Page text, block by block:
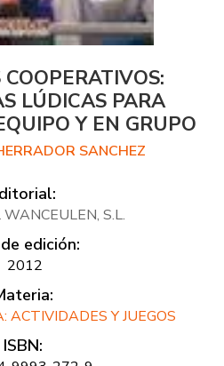
COOPERATIVOS:
LÚDICAS PARA
Y EN GRUPO
SANCHEZ
S.L.
edición:
2012
ACTIVIDADES Y JUEGOS
ISBN: